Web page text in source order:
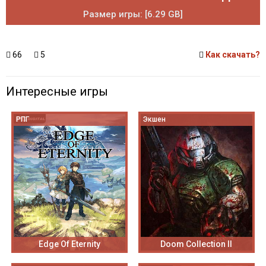
Размер игры: [6.29 GB]
66 5 Как скачать?
Интересные игры
РПГ
Edge Of Eternity
Экшен
Doom Collection II